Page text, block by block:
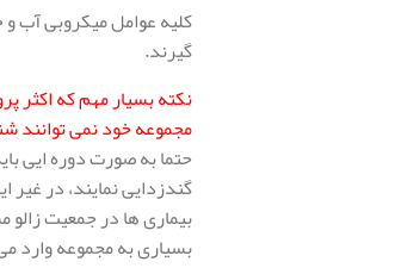
کلیه عوامل میکروبی
گیرند.
نکته بسیار مهم که اکثر
مجموعه خود نمی توانند
حتما به صورت دوره ایی
گندزدایی نمایند، در
بیماری ها در جمعیت
بسیاری به مجموعه وارد